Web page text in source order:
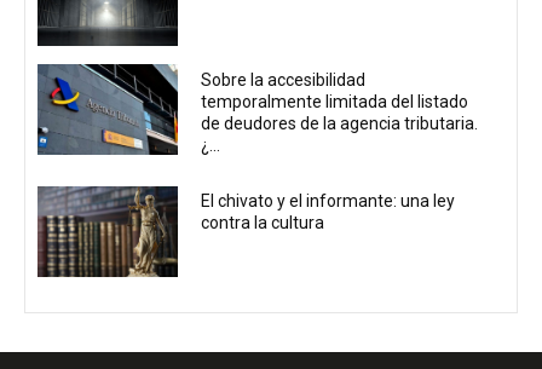
Sobre la accesibilidad
temporalmente limitada del listado
de deudores de la agencia tributaria.
¿...
El chivato y el informante: una ley
contra la cultura